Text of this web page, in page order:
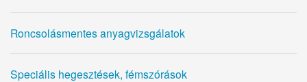
Roncsolásmentes anyagvizsgálatok
Speciális hegesztések, fémszórások